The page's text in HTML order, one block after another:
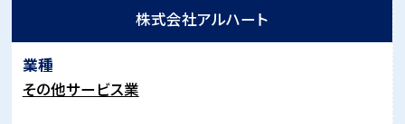
株式会社アルハート
その他サービス業